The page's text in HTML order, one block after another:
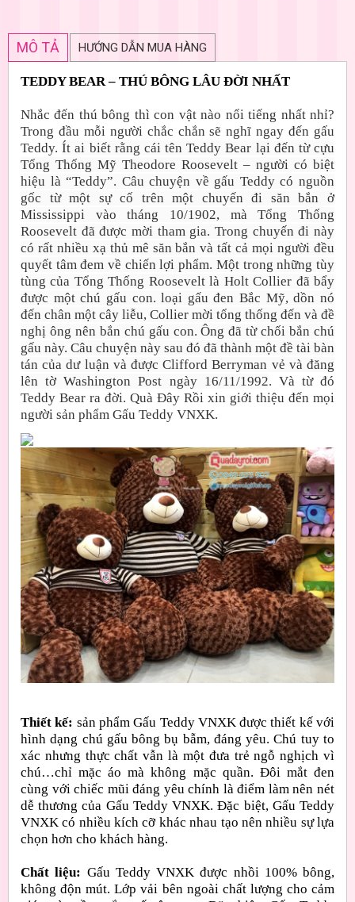
MÔ TẢ HƯỚNG DẪN MUA HÀNG
TEDDY BEAR – THÚ BÔNG LÂU ĐỜI NHẤT
Nhắc đến thú bông thì con vật nào nổi tiếng nhất nhỉ?
Trong đầu mỗi người chắc chắn sẽ nghĩ ngay đến gấu
Teddy.Ít ai biết rằng cái tên Teddy Bear lại đến từ cựu
Tổng Thống Mỹ Theodore Roosevelt – người có biệt
hiệu là “Teddy”. Câu chuyện về gấu Teddy có nguồn
gốc từ một sự cố trên một chuyến đi săn bắn ở
Mississippi vào tháng 10/1902, mà Tổng Thống
Roosevelt đã được mời tham gia. Trong chuyến đi này
có rất nhiều xạ thủ mê săn bắn và tất cả mọi người đều
quyết tâm đem về chiến lợi phẩm. Một trong những tùy
tùng của Tổng Thống Roosevelt là Holt Collier đã bẩy
được một chú gấu con. loại gấu đen Bắc Mỹ, dồn nó
đến chân một cây liễu, Collier mời tổng thống đến và đề
nghị ông nên bắn chú gấu con. Ông đã từ chối bắn chú
gấu này. Câu chuyện này sau đó đã thành một đề tài bàn
tán của dư luận và được Clifford Berryman vẻ và đăng
lên tờ Washington Post ngày 16/11/1992. Và từ đó
Teddy Bear ra đời. Quà Đây Rồi xin giới thiệu đến mọi
người sản phẩm Gấu Teddy VNXK.
Thiết kế: sản phẩm Gấu Teddy VNXK được thiết kế với
hình dạng chú gấu bông bụ bẫm, đáng yêu. Chú tuy to
xác nhưng thực chất vẫn là một đưa trẻ ngỗ nghịch vì
chú…chỉ mặc áo mà không mặc quần. Đôi mắt đen
cùng với chiếc mũi đáng yêu chính là điểm làm nên nét
dễ thương của Gấu Teddy VNXK. Đặc biệt, Gấu Teddy
VNXK có nhiều kích cỡ khác nhau tạo nên nhiều sự lựa
chọn hơn cho khách hàng.
Chất liệu: Gấu Teddy VNXK được nhồi 100% bông,
không độn mút. Lớp vải bên ngoài chất lượng cho cảm